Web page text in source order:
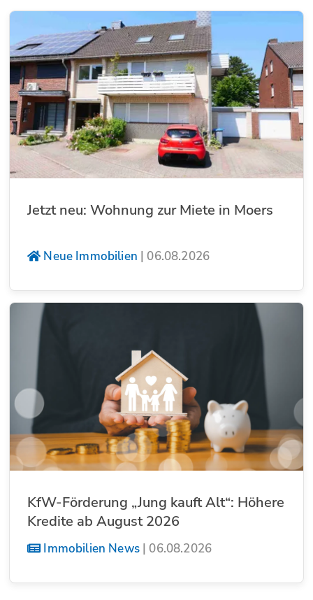
Jetzt neu: Wohnung zur Miete in Moers
Neue Immobilien | 06.08.2026
KfW-Förderung „Jung kauft Alt“: Höhere
Kredite ab August 2026
Immobilien News| 06.08.2026